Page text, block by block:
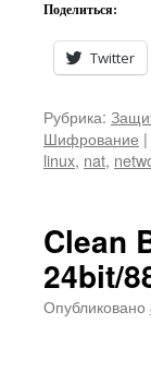
Поделиться:
Twitter
Рубрика:
Шифрование |
linux, nat,
Clean
24bit/
Опубликовано